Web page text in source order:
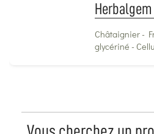
Herbalgem
Châtaignier -
glycériné -